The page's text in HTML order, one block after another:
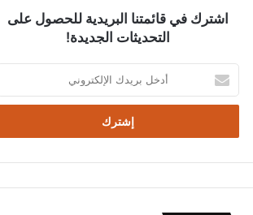
اشترك في قائمتنا البريدية للحصول على
التحديثات الجديدة!
خ
ب
د